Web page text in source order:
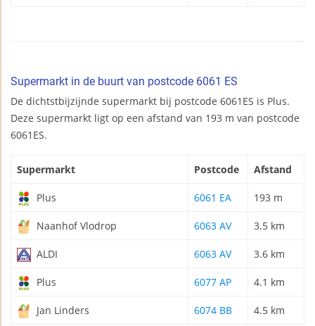
Supermarkt in de buurt van postcode 6061 ES
De dichtstbijzijnde supermarkt bij postcode 6061ES is Plus.
Deze supermarkt ligt op een afstand van 193 m van postcode
6061ES.
Supermarkt Postcode Afstand
Plus 6061 EA 193 m
Naanhof Vlodrop 6063 AV 3.5 km
ALDI 6063 AV 3.6 km
Plus 6077 AP 4.1 km
Jan Linders 6074 BB 4.5 km